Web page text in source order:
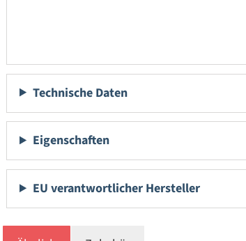
Technische Daten
Eigenschaften
EU verantwortlicher Hersteller